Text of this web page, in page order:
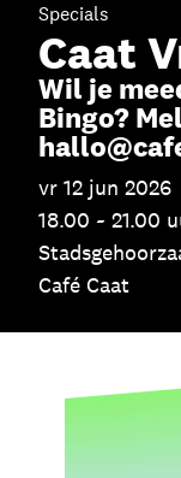
Specials
Caat
Wil je
Bingo?
vr 12 jun 2026
18.00 ~ 21.00
Café Caat